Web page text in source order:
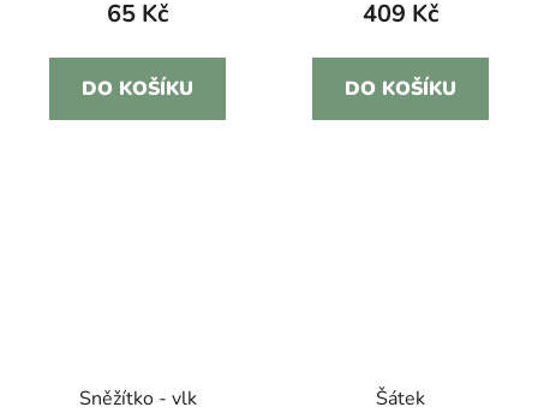
65 Kč
DO KOŠÍKU
409 Kč
DO KOŠÍKU
Sněžítko - vlk Šátek